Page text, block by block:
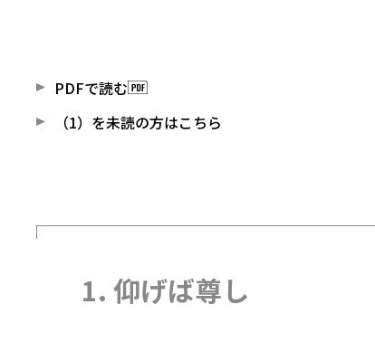
PDFで読む
（1）を未読の方はこちら
1. 仰げば尊し